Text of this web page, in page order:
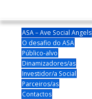
ASA – Ave Social Angels
O desafio do ASA
Público-alvo
Dinamizadores/as
Investidor/a Social
Parceiros/as
Contactos